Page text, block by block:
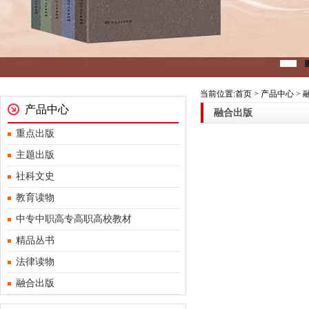
产品中心
重点出版
主题出版
社科文史
教育读物
中专中职高专高职高校教材
精品丛书
法律读物
融合出版
当前位置:首页 > 产品中心 >
融合出版